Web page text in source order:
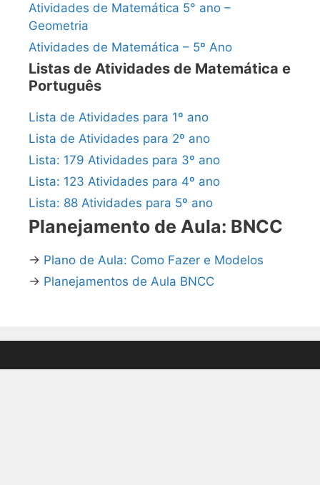
Atividades de Matemática 5° ano –
Geometria
Atividades de Matemática – 5º Ano
Listas de Atividades de Matemática e
Português
Lista de Atividades para 1º ano
Lista de Atividades para 2º ano
Lista: 179 Atividades para 3º ano
Lista: 123 Atividades para 4º ano
Lista: 88 Atividades para 5º ano
Planejamento de Aula: BNCC
→ Plano de Aula: Como Fazer e Modelos
→ Planejamentos de Aula BNCC